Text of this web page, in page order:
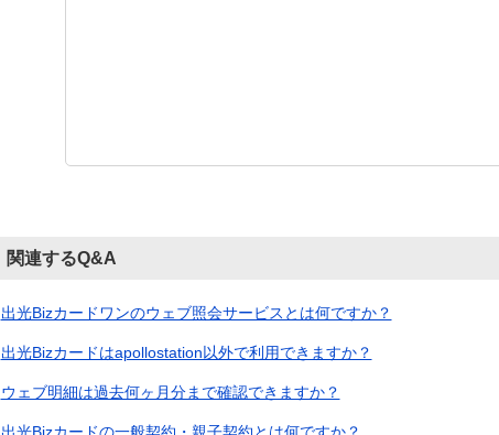
関連するQ&A
出光Bizカードワンのウェブ照会サービスとは何ですか？
出光Bizカードはapollostation以外で利用できますか？
ウェブ明細は過去何ヶ月分まで確認できますか？